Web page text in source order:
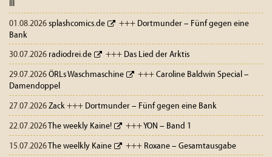
01.08.2026 splashcomics.de +++ Dortmunder – Fünf gegen eine
Bank
30.07.2026 radiodrei.de +++ Das Lied der Arktis
29.07.2026 ÖRLs Waschmaschine +++ Caroline Baldwin Special –
Damendoppel
27.07.2026 Zack +++ Dortmunder – Fünf gegen eine Bank
22.07.2026 The weekly Kaine! +++ YON – Band 1
15.07.2026The weelkly Kaine +++ Roxane – Gesamtausgabe